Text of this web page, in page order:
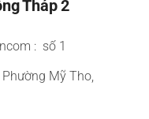
Tháp 2
: số 1
Mỹ Tho,